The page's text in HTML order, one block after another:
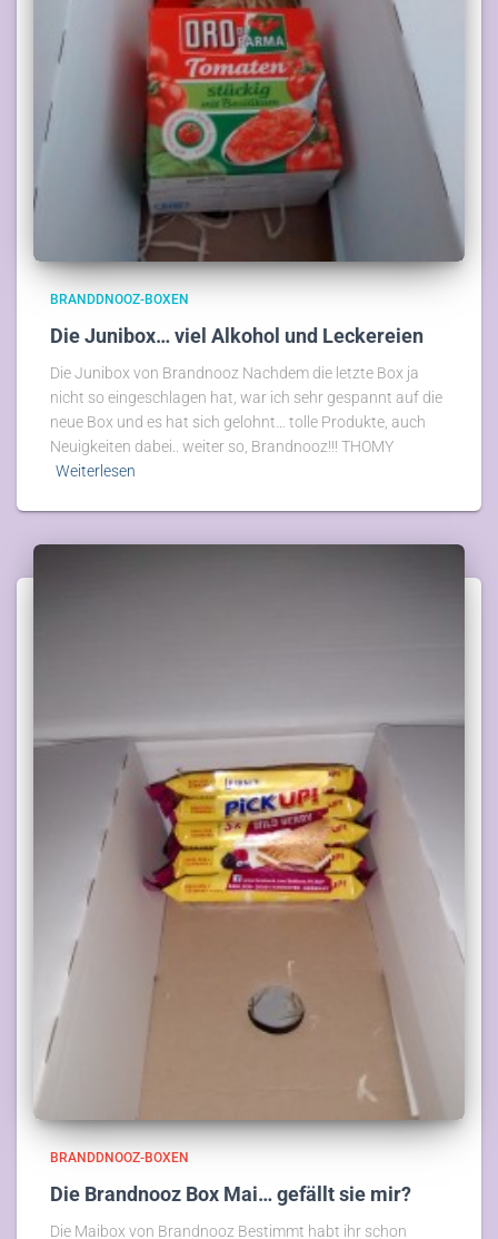
BRANDDNOOZ-BOXEN
Die Junibox… viel Alkohol und Leckereien
Die Junibox von Brandnooz Nachdem die letzte Box ja
nicht so eingeschlagen hat, war ich sehr gespannt auf die
neue Box und es hat sich gelohnt… tolle Produkte, auch
Neuigkeiten dabei.. weiter so, Brandnooz!!! THOMY
Weiterlesen
BRANDDNOOZ-BOXEN
Die Brandnooz Box Mai… gefällt sie mir?
Die Maibox von Brandnooz Bestimmt habt ihr schon